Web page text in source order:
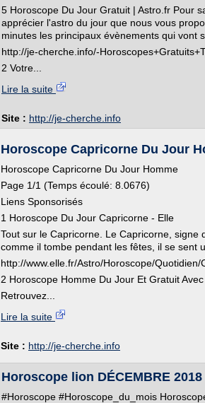
5 Horoscope Du Jour Gratuit | Astro.fr Pour
apprécier l'astro du jour que nous vous
minutes les principaux évènements qui vont
http://je-cherche.info/-
2 Votre...
Lire la suite
Site : http://je-cherche.info
Horoscope Capricorne Du Jour
Horoscope Capricorne Du Jour Homme
Page 1/1 (Temps écoulé: 8.0676)
Liens Sponsorisés
1 Horoscope Du Jour Capricorne - Elle
Tout sur le Capricorne. Le Capricorne,
comme il tombe pendant les fêtes, il se sent
http://www.elle.fr/Astro/Horoscope/Quotidien/
2 Horoscope Homme Du Jour Et Gratuit
Retrouvez...
Lire la suite
Site : http://je-cherche.info
Horoscope lion DÉCEMBRE 2018
#Horoscope #Horoscope_du_mois